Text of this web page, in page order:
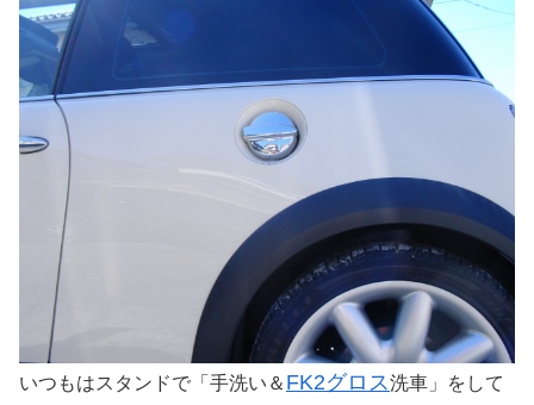
いつもはスタンドで「手洗い＆ FK2グロス洗車」をして